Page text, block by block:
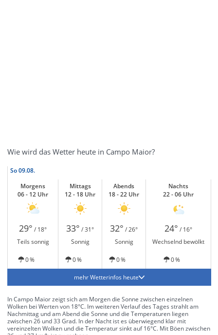
Wie wird das Wetter heute in Campo Maior?
So09.08.
Morgens
06 - 12 Uhr
Mittags
12 - 18 Uhr
Abends
18 - 22 Uhr
Nachts
22 - 06 Uhr
29° / 18° 33° / 31° 32° / 26° 24° / 16°
Teils sonnig
Sonnig Sonnig Wechselnd bewölkt
0 % 0 % 0 % 0 %
mehr Wetterinfos heute
In Campo Maior zeigt sich am Morgen die Sonne zwischen einzelnen
Wolken bei Werten von 18°C. Im weiteren Verlauf des Tages strahlt am
Nachmittag und am Abend die Sonne und die Temperaturen liegen
zwischen 26 und 33 Grad. In der Nacht ist es überwiegend klar mit
vereinzelten Wolken und die Temperatur sinkt auf 16°C. Mit Böen zwischen